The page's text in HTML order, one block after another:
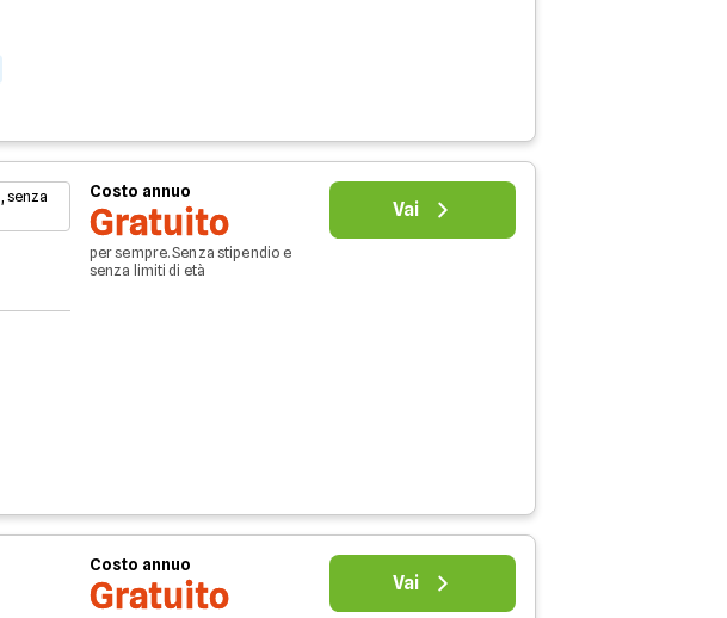
, senza
Costo annuo
Gratuito
per sempre. Senza stipendio e
senza limiti di età
Vai
Costo annuo
Gratuito Vai